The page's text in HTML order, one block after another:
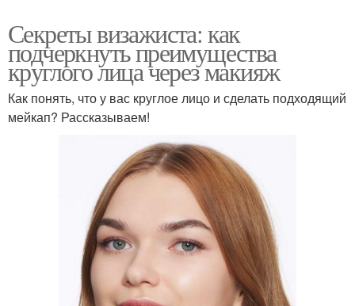
Секреты визажиста: как
подчеркнуть преимущества
круглого лица через макияж
Как понять, что у вас круглое лицо и сделать подходящий
мейкап? Рассказываем!